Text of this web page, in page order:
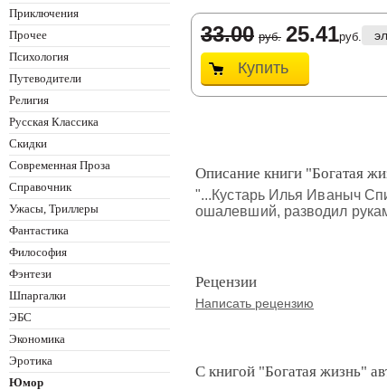
Приключения
Прочее
Психология
Путеводители
Религия
Русская Классика
Скидки
Современная Проза
Справочник
Ужасы, Триллеры
Фантастика
Философия
Фэнтези
Шпаргалки
ЭБС
Экономика
Эротика
Юмор
33.00 руб. 25.41руб.
Купить
Описание книги "Богатая
"...Кустарь Илья Иваныч
ошалевший, разводил
Рецензии
Написать рецензию
С книгой "Богатая жизнь"